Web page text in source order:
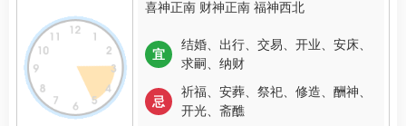
喜神正南 财神正南 福神西北
宜
结婚、出行、交易、开业、安床、
求嗣、纳财
忌
祈福、安葬、祭祀、修造、酬神、
开光、斋醮